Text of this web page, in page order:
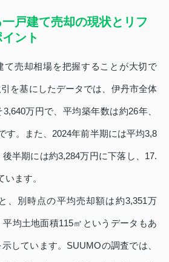
戸建て売却の現状とリフ
ント
て売却相場を把握することが大切で
を基にしたデータでは、伊丹市全体
万円で、平均築年数は約26年、
す。また、2024年前半期には平均3,8
半期には約3,284万円に下落し、17.
ます。
、別時点の平均売却額は約3,351万
均土地面積115㎡というデータもあ
しています。SUUMOの調査では、